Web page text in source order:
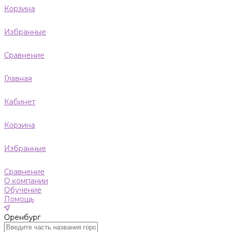
Корзина
Избранные
Сравнение
Главная
Кабинет
Корзина
Избранные
Сравнение
О компании
Обучение
Помощь
Оренбург